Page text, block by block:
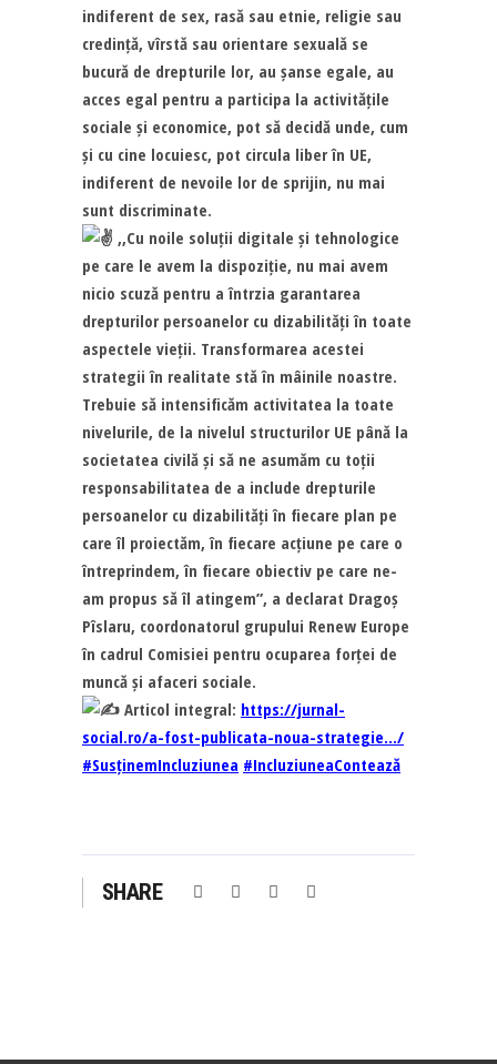
indiferent de sex, rasă sau etnie, religie sau
credință, vîrstă sau orientare sexuală se
bucură de drepturile lor, au șanse egale, au
acces egal pentru a participa la activitățile
sociale și economice, pot să decidă unde, cum
și cu cine locuiesc, pot circula liber în UE,
indiferent de nevoile lor de sprijin, nu mai
sunt discriminate.
,,Cu noile soluții digitale și tehnologice
pe care le avem la dispoziție, nu mai avem
nicio scuză pentru a întrzia garantarea
drepturilor persoanelor cu dizabilități în toate
aspectele vieții. Transformarea acestei
strategii în realitate stă în mâinile noastre.
Trebuie să intensificăm activitatea la toate
nivelurile, de la nivelul structurilor UE până la
societatea civilă și să ne asumăm cu toții
responsabilitatea de a include drepturile
persoanelor cu dizabilități în fiecare plan pe
care îl proiectăm, în fiecare acțiune pe care o
întreprindem, în fiecare obiectiv pe care ne-
am propus să îl atingem”, a declarat Dragoș
Pîslaru, coordonatorul grupului Renew Europe
în cadrul Comisiei pentru ocuparea forței de
muncă și afaceri sociale.
Articol integral: https://jurnal-
social.ro/a-fost-publicata-noua-strategie…/
#SusținemIncluziunea #IncluziuneaContează
SHARE